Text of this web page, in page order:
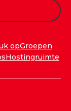
opGroepen
Hostingruimte